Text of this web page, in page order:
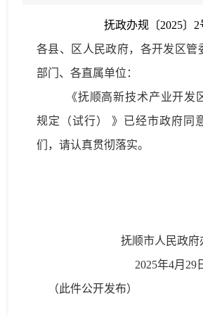
抚政办规 〔2025〕 2
各县、区 人民政府， 各开发区管
部门、各直属单位：
《抚顺高新技术产业开发
规定（试行） 》已经市政府同
们，请认真贯彻落实。
抚顺市人民政府办
2025年4月 29
（此件公开发布）